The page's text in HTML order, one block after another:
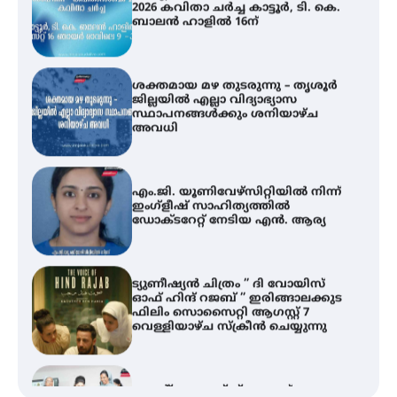
ശക്തമായ മഴ തുടരുന്നു – തൃശൂർ
ജില്ലയിൽ എല്ലാ വിദ്യാഭ്യാസ
സ്ഥാപനങ്ങൾക്കും ശനിയാഴ്ച
എം.ജി. യൂണിവേഴ്‌സിറ്റിയിൽ നിന്ന്
ഇംഗ്ളീഷ് സാഹിത്യത്തിൽ
ഡോക്ടറേറ്റ് നേടിയ എൻ. ആര്യ
ട്യുണീഷ്യൻ ചിത്രം ” ദി വോയിസ്
ഓഫ് ഹിന്ദ് റജബ് ” ഇരിങ്ങാലക്കുട
സെന്റ് ജോസഫ്സ് കോളജ്
കോമേഴ്‌സ് അസോസിയേഷന്
തുടക്കമായി